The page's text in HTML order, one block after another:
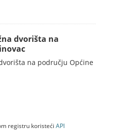
dvorišta na
na području Općine
registru koristeći API